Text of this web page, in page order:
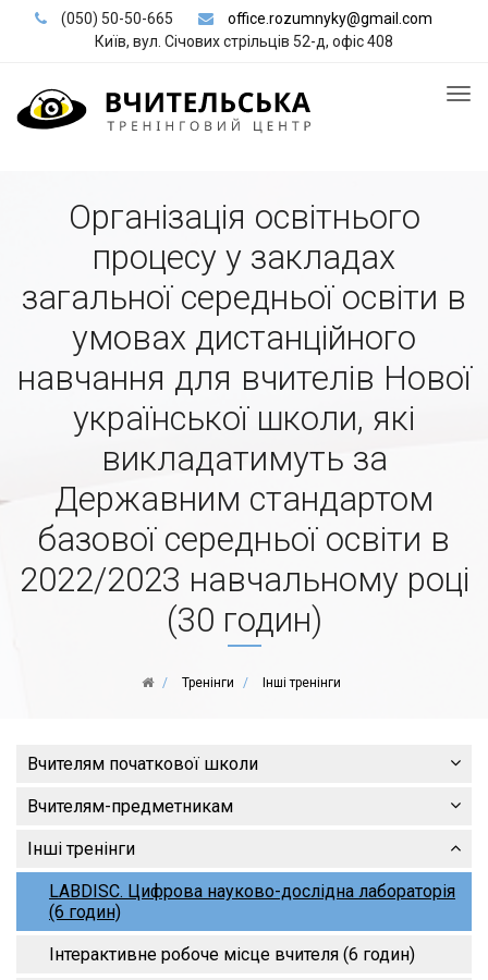
(050) 50-50-665
office.rozumnyky@gmail.com
Київ, вул. Січових стрільців 52-д, офіс 408
Організація освітнього
процесу у закладах
загальної середньої освіти в
умовах дистанційного
навчання для вчителів Нової
української школи, які
викладатимуть за
Державним стандартом
базової середньої освіти в
2022/2023 навчальному році
(30 годин)
Тренінги Інші тренінги
Вчителям початкової школи
Вчителям-предметникам
Інші тренінги
LABDISC. Цифрова науково-дослідна лабораторія
(6 годин)
Інтерактивне робоче місце вчителя (6 годин)